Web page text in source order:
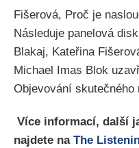
Fišerová, Proč je
Následuje panelová
Blakaj, Kateřina
Michael Imas Blok
Objevování
Více informací, další
najdete na The